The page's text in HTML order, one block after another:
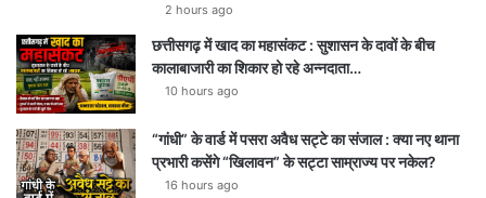
2 hours ago
छत्तीसगढ़ में खाद का महासंकट : सुशासन के दावों के बीच
कालाबाजारी का शिकार हो रहे अन्नदाता…
10 hours ago
“गांधी” के वार्ड में पसरा अवैध सट्टे का संजाल : क्या नए थाना
प्रभारी कसेंगे “खिलावन” के सट्टा साम्राज्य पर नकेल?
16 hours ago